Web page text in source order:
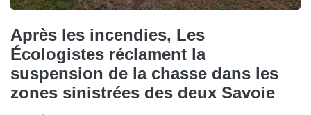
Après les incendies, Les
Écologistes réclament la
suspension de la chasse dans les
zones sinistrées des deux Savoie